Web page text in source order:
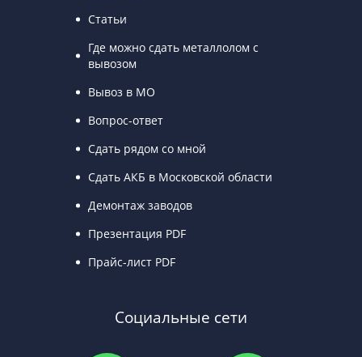
Статьи
Где можно сдать металлолом с
вывозом
Вывоз в МО
Вопрос-ответ
Сдать рядом со мной
Сдать АКБ в Московской области
Демонтаж заводов
Презентация PDF
Прайс-лист PDF
Социальные сети